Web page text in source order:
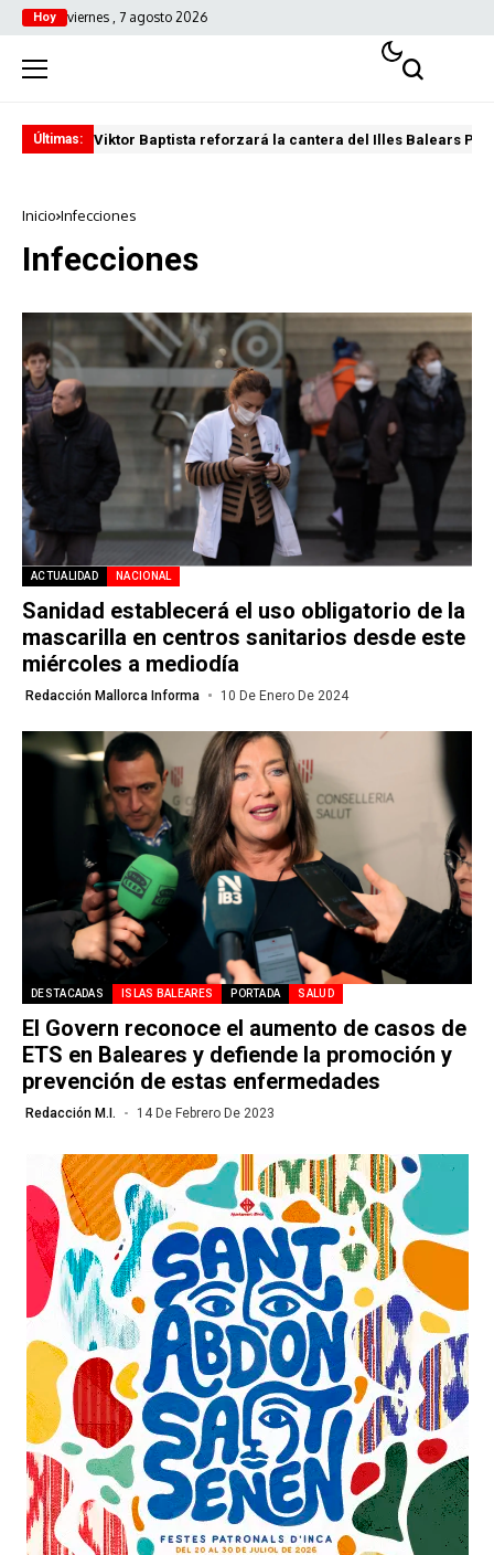
Hoy viernes , 7 agosto 2026
Últimas: Viktor Baptista reforzará la cantera del Illes Balears
Inicio Infecciones
Infecciones
ACTUALIDAD NACIONAL
Sanidad establecerá el uso obligatorio de la
mascarilla en centros sanitarios desde este
miércoles a mediodía
Redacción Mallorca Informa 10 De Enero De 2024
DESTACADAS ISLAS BALEARES PORTADA SALUD
El Govern reconoce el aumento de casos de
ETS en Baleares y defiende la promoción y
prevención de estas enfermedades
Redacción M.I. 14 De Febrero De 2023